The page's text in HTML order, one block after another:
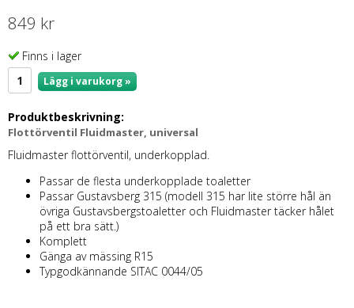
849 kr
Finns i lager
Lägg i varukorg »
Produktbeskrivning:
Flottörventil Fluidmaster, universal
Fluidmaster flottörventil, underkopplad.
Passar de flesta underkopplade toaletter
Passar Gustavsberg 315 (modell 315 har lite större hål än
övriga Gustavsbergstoaletter och Fluidmaster täcker hålet
på ett bra sätt.)
Komplett
Gänga av mässing R15
Typgodkännande SITAC 0044/05